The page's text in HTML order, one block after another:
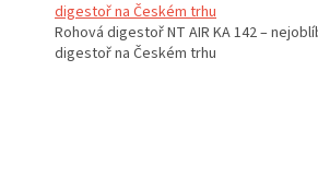
Rohová digestoř NT AIR KA 142 –
digestoř na Českém trhu